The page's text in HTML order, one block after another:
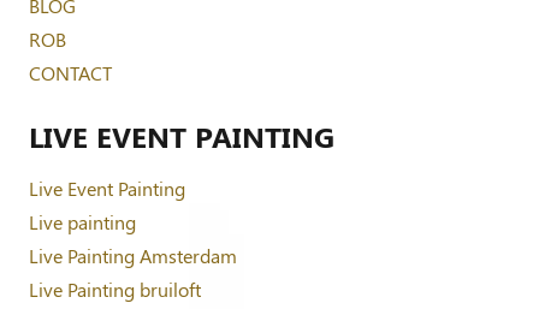
BLOG
ROB
CONTACT
LIVE EVENT PAINTING
Live Event Painting
Live painting
Live Painting Amsterdam
Live Painting bruiloft